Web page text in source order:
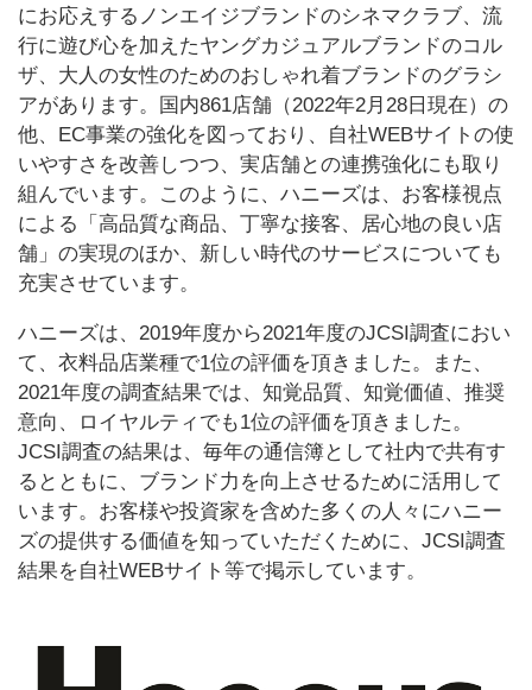
にお応えするノンエイジブランドのシネマクラブ、流
行に遊び心を加えたヤングカジュアルブランドのコル
ザ、大人の女性のためのおしゃれ着ブランドのグラシ
アがあります。国内861店舗（2022年2月28日現在）の
他、EC事業の強化を図っており、自社WEBサイトの使
いやすさを改善しつつ、実店舗との連携強化にも取り
組んでいます。このように、ハニーズは、お客様視点
による「高品質な商品、丁寧な接客、居心地の良い店
舗」の実現のほか、新しい時代のサービスについても
充実させています。
ハニーズは、2019年度から2021年度のJCSI調査におい
て、衣料品店業種で1位の評価を頂きました。また、
2021年度の調査結果では、知覚品質、知覚価値、推奨
意向、ロイヤルティでも1位の評価を頂きました。
JCSI調査の結果は、毎年の通信簿として社内で共有す
るとともに、ブランド力を向上させるために活用して
います。お客様や投資家を含めた多くの人々にハニー
ズの提供する価値を知っていただくために、JCSI調査
結果を自社WEBサイト等で掲示しています。